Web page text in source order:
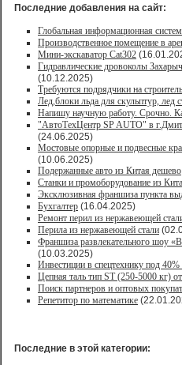
Последние добавления на сайт:
Глобальная информационная
Производственное помещение в
Мини-экскаватор Cat302
Гидравлические дровоколы
(10.12.2025)
Требуются подрядчики на
Лед,блоки льда для скульптур, лед
Напишу научную работу. Срочно.
"АвтоТехЦентр SP AUTO" в
(24.06.2025)
Мостовые опорные и подвесные
(10.06.2025)
Подержанные авто из Китая дешево
Станки и промоборудование из
Эксклюзивная франшиза пункта
Бухгалтер (16.04.2025)
Ремонт перил из нержавеющей
Перила из нержавеющей стали
Франшиза развлекательного шоу
(10.03.2025)
Инвестиции в спецтехнику под
Цепная таль тип ST (250-5000 кг)
Поиск партнеров и оптовых
Репетитор по математике
Последние в этой категории: